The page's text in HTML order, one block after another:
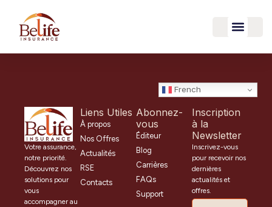
principal
French
Votre assurance,
notre priorité.
Découvrez nos
solutions pour
vous
accompagner au
Liens Utiles
À propos
Nos Offres
Actualités
RSE
Contacts
Abonnez-
vous
Éditeur
Blog
Carrières
FAQs
Support
Inscription
à la
Newsletter
Inscrivez-vous
pour recevoir nos
dernières
actualités et
offres.